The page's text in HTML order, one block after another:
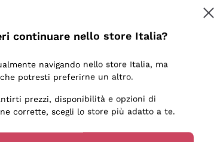
continuare nello store Italia?
navigando nello store Italia, ma
potresti preferirne un altro.
prezzi, disponibilità e opzioni di
corrette, scegli lo store più adatto a te.